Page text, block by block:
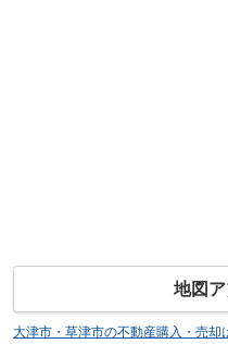
地図ア
大津市・草津市の不動産購入・売却